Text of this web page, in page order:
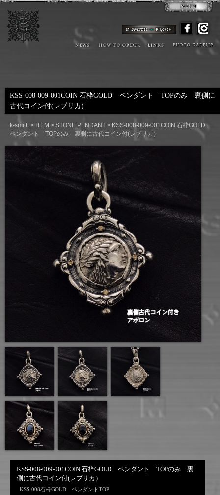
KSS-008-009-001COIN 石枠GOLD ペンダント TOPのみ 裏側に
古代コイン付(レプリカ）
k-smith > ITEM > STONE PENDANT > KSS-008-009-001COIN 石枠GOLD
ペンダント TOPのみ 裏側に古代コイン付(レプリカ）
KSS-008-009-001COIN 石枠GOLD ペンダント TOPのみ 裏
側に古代コイン付(レプリカ）
KSS-008石枠GOLD ペンダントTOP